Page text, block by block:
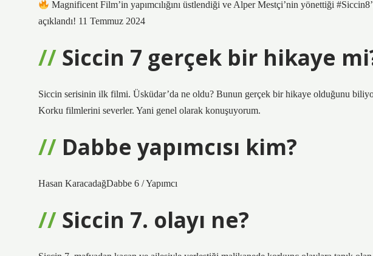
Magnificent Film’in yapımcılığını üstlendiği ve Alper Mestçi’nin yönettiği
açıklandı! 11 Temmuz 2024
Siccin 7 gerçek bir hikaye
Siccin serisinin ilk filmi. Üsküdar’da ne oldu? Bunun gerçek bir hikaye olduğunu
Korku filmlerini severler. Yani genel olarak konuşuyorum.
Dabbe yapımcısı kim?
Hasan KaracadağDabbe 6 / Yapımcı
Siccin 7. olayı ne?